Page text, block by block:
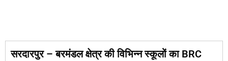
सरदारपुर – बरमंडल क्षेत्र की विभिन्न स्कूलों का BRC